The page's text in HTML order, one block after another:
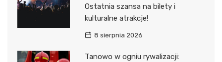
Ostatnia szansa na bilety i
kulturalne atrakcje!
8 sierpnia 2026
Tanowo w ogniu rywalizacji: